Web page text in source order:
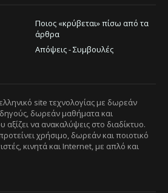
Ποιος «κρύβεται» πίσω από τα
άρθρα
Απόψεις - Συμβουλές
site τεχνολογίας με δωρεάν
δωρεάν μαθήματα και
να ανακαλύψεις στο διαδίκτυο.
χρήσιμο, δωρεάν και ποιοτικό
κινητά και Internet, με απλό και